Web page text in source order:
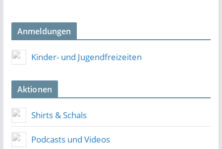
Anmeldungen
Kinder- und Jugendfreizeiten
Aktionen
Shirts & Schals
Podcasts und Videos